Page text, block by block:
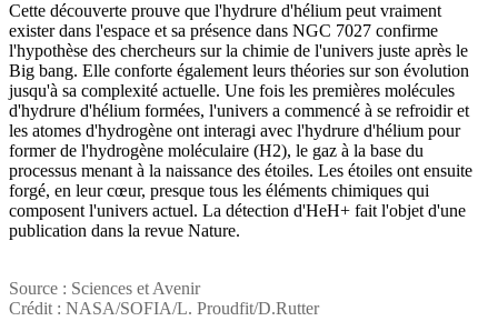
Cette découverte prouve que l'hydrure d'hélium peut vraiment
exister dans l'espace et sa présence dans NGC 7027 confirme
l'hypothèse des chercheurs sur la chimie de l'univers juste après le
Big bang. Elle conforte également leurs théories sur son évolution
jusqu'à sa complexité actuelle. Une fois les premières molécules
d'hydrure d'hélium formées, l'univers a commencé à se refroidir et
les atomes d'hydrogène ont interagi avec l'hydrure d'hélium pour
former de l'hydrogène moléculaire (H2), le gaz à la base du
processus menant à la naissance des étoiles. Les étoiles ont ensuite
forgé, en leur cœur, presque tous les éléments chimiques qui
composent l'univers actuel. La détection d'HeH+ fait l'objet d'une
publication dans la revue Nature.
Source : Sciences et Avenir
Crédit : NASA/SOFIA/L. Proudfit/D.Rutter